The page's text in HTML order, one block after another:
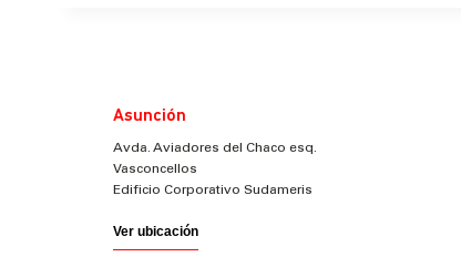
Asunción
Avda. Aviadores del Chaco esq.
Vasconcellos
Edificio Corporativo Sudameris
Ver ubicación